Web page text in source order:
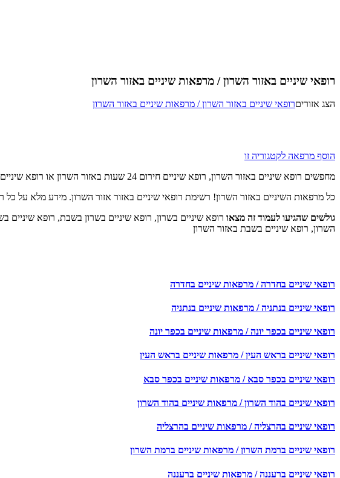
רופאי שיניים באזור השרון / מרפאות שיניים באזור השרון
הצג אזוריםרופאי שיניים באזור השרון / מרפאות שיניים באזור השרון
הוסף מרפאה לקטגוריה זו
מחפשים רופא שיניים באזור השרון, רופא שיניים חירום 24 שעות באזור השרון או רופא שיניים באזור השרון בשבת?
כל מרפאות השיניים באזור השרון! רשימת רופאי שיניים באזור אזור השרון. מידע מלא על
גולשים שהגיעו לעמוד זה מצאו
השרון, רופא שיניים בשבת באזור השרון
רופאי שיניים בחדרה / מרפאות שיניים בחדרה
רופאי שיניים בנתניה / מרפאות שיניים בנתניה
רופאי שיניים בכפר יונה / מרפאות שיניים בכפר יונה
רופאי שיניים בראש העין / מרפאות שיניים בראש העין
רופאי שיניים בכפר סבא / מרפאות שיניים בכפר סבא
רופאי שיניים בהוד השרון / מרפאות שיניים בהוד השרון
רופאי שיניים בהרצליה / מרפאות שיניים בהרצליה
רופאי שיניים ברמת השרון / מרפאות שיניים ברמת השרון
רופאי שיניים ברעננה / מרפאות שיניים ברעננה